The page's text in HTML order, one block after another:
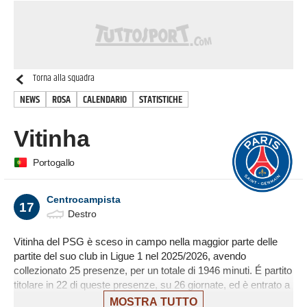
Torna alla squadra
NEWS ROSA CALENDARIO STATISTICHE
Vitinha
Portogallo
17
Centrocampista
Destro
Vitinha del PSG è sceso in campo nella maggior parte delle
partite del suo club in Ligue 1 nel 2025/2026, avendo
collezionato 25 presenze, per un totale di 1946 minuti. É partito
titolare in 22 di queste presenze, su 26 giornate, ed è entrato a
MOSTRA TUTTO